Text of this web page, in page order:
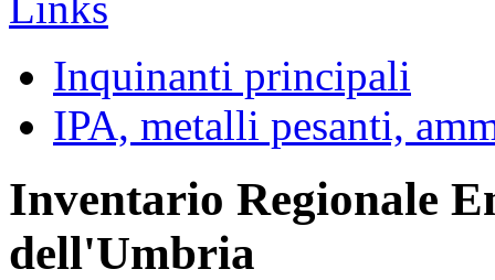
Inquinanti principali
IPA, metalli pesanti,
Inventario Regionale
dell'Umbria